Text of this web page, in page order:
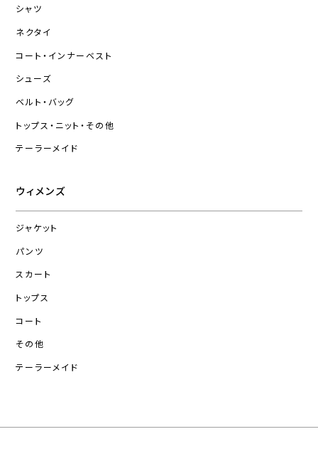
シャツ
ネクタイ
コート・インナーベスト
シューズ
ベルト・バッグ
トップス・ニット・その他
テーラーメイド
ウィメンズ
ジャケット
パンツ
スカート
トップス
コート
その他
テーラーメイド